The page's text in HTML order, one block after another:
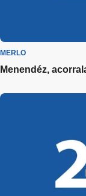
MERLO
Menendéz,